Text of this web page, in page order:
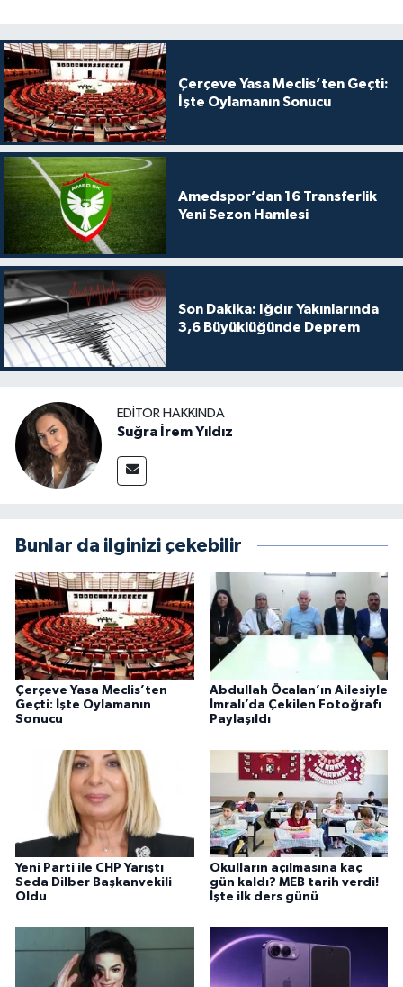
Çerçeve Yasa Meclis’ten Geçti:
İşte Oylamanın Sonucu
Amedspor’dan 16 Transferlik
Yeni Sezon Hamlesi
Son Dakika: Iğdır Yakınlarında
3,6 Büyüklüğünde Deprem
EDITÖR HAKKINDA
Suğra İrem Yıldız
Bunlar da ilginizi çekebilir
Çerçeve Yasa Meclis’ten
Geçti: İşte Oylamanın
Sonucu
Abdullah Öcalan’ın Ailesiyle
İmralı’da Çekilen Fotoğrafı
Paylaşıldı
Yeni Parti ile CHP Yarıştı
Seda Dilber Başkanvekili
Oldu
Okulların açılmasına kaç
gün kaldı? MEB tarih verdi!
İşte ilk ders günü